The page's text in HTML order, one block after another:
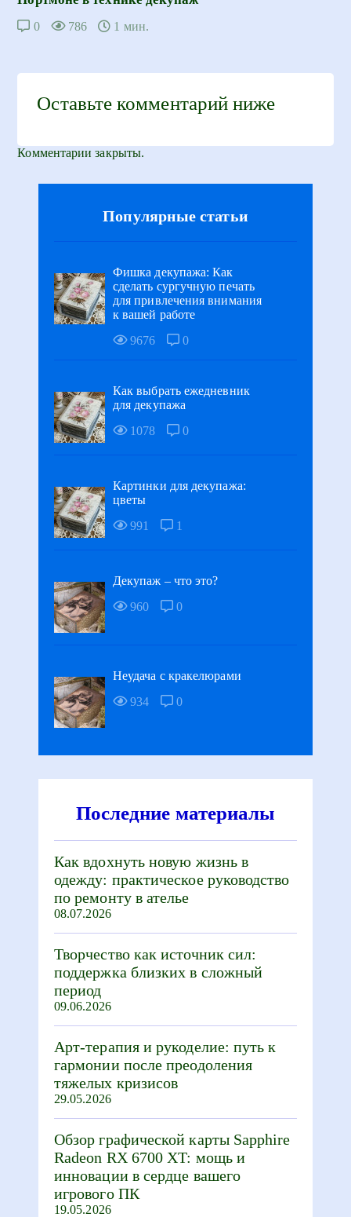
0 786 1 мин.
Оставьте комментарий ниже
Комментарии закрыты.
Популярные статьи
Фишка декупажа: Как
сделать сургучную печать
для привлечения внимания
к вашей работе
9676
0
Как выбрать ежедневник
для декупажа
1078
0
Картинки для декупажа:
цветы
991
1
Декупаж – что это?
960
0
Неудача с кракелюрами
934
0
Последние материалы
Как вдохнуть новую жизнь в
одежду: практическое руководство
по ремонту в ателье
08.07.2026
Творчество как источник сил:
поддержка близких в сложный
период
09.06.2026
Арт-терапия и рукоделие: путь к
гармонии после преодоления
тяжелых кризисов
29.05.2026
Обзор графической карты Sapphire
Radeon RX 6700 XT: мощь и
инновации в сердце вашего
игрового ПК
19.05.2026